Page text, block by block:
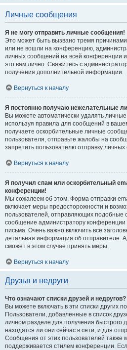
Личные сообщения
Я не могу отправить личные сообщения!
Это может быть вызвано тремя
или не вошли на конференцию,
личных сообщений на всей конференции
это вам лично. Свяжитесь с
получения дополнительной информации.
Вернуться к началу
Я постоянно получаю нежелательные
Вы можете автоматически удалять
используя правила для сообщений в
получаете оскорбительные личные
пользователя, отправьте жалобы на
запретить пользователю отправку
Вернуться к началу
Я получил спам или оскорбительный
конференции!
Мы сожалеем об этом. Форма отправки
включает меры предосторожности и
пользователей, отправляющих подобные
сообщение администратору конференции
письма. Очень важно включить все
детальная информация об отправителе.
сможет в этом случае принять меры.
Вернуться к началу
Друзья и недруги
Что означают списки друзей и недругов?
Вы можете включать в эти списки других
Пользователи, добавленные в список
личном разделе для получения быстрого
находятся ли они сейчас в сети, и для
Сообщения от этих пользователей также
поддерживается стилем конференции.